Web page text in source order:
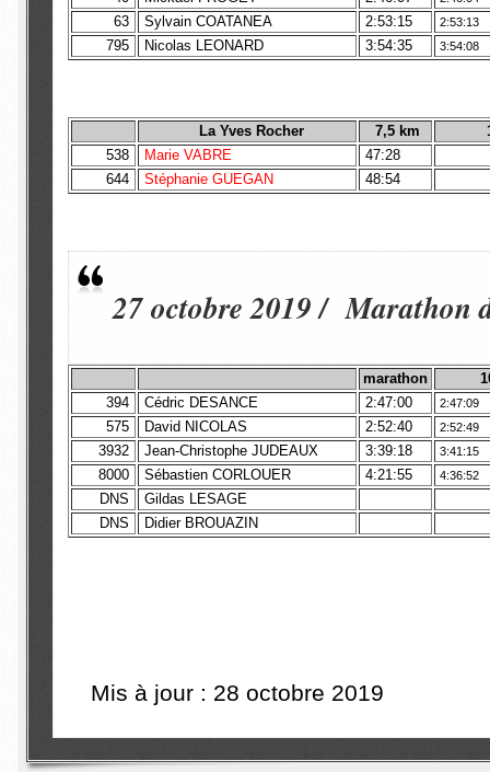
63
Sylvain COATANEA 2:53:15 2:53:13
795 Nicolas LEONARD 3:54:35 3:54:08
La Yves Rocher 7,5 km
538
Marie VABRE
47:28
644
Stéphanie GUEGAN 48:54
27 octobre 2019 / Marathon
marathon
394
Cédric DESANCE 2:47:00 2:47:09
575 David NICOLAS 2:52:40 2:52:49
3932 Jean-Christophe JUDEAUX 3:39:18 3:41:15
8000 Sébastien CORLOUER 4:21:55 4:36:52
DNS
Gildas LESAGE
DNS
Didier BROUAZIN
Mis à jour : 28 octobre 2019